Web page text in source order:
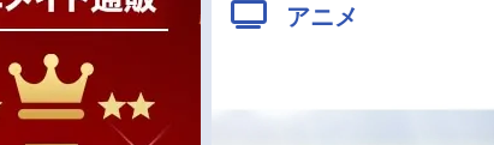
マンガ・ラノベ ゲーム・アプリ
アニメ